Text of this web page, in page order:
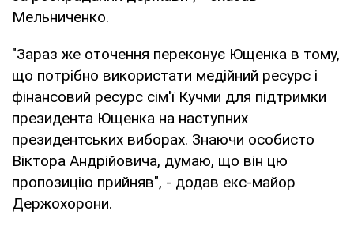
Мельниченко.
"Зараз же оточення переконує Ющенка в тому,
що потрібно використати медійний ресурс і
фінансовий ресурс сім'ї Кучми для підтримки
президента Ющенка на наступних
президентських виборах. Знаючи особисто
Віктора Андрійовича, думаю, що він цю
пропозицію прийняв", - додав екс-майор
Держохорони.